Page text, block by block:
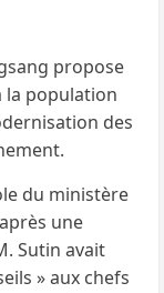
propose
la population
des
du ministère
une
Sutin avait
» aux chefs